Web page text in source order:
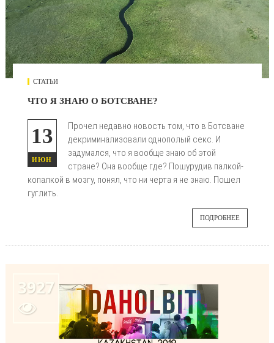
СТАТЬИ
ЧТО Я ЗНАЮ О БОТСВАНЕ?
13
ИЮН
Прочел недавно новость том, что в Ботсване
декриминализовали однополый секс. И
задумался, что я вообще знаю об этой
стране? Она вообще где? Пошурудив палкой-
копалкой в мозгу, понял, что ни черта я не знаю. Пошел
гуглить.
ПОДРОБНЕЕ
3927
